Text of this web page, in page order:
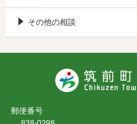
その他の相談
郵便番号